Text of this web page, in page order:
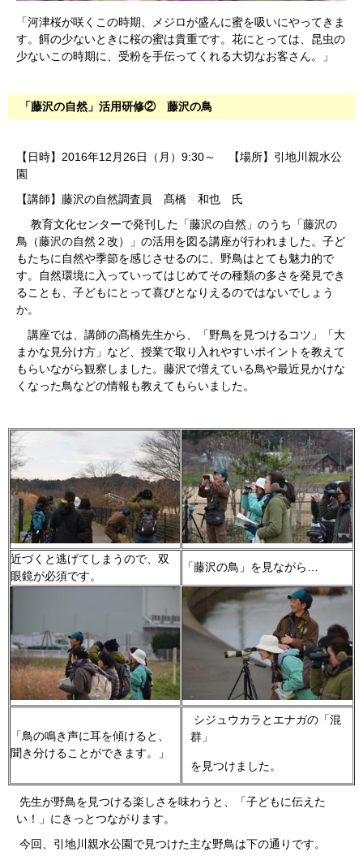
「河津桜が咲くこの時期、メジロが盛んに蜜を吸いにやってきま
す。餌の少ないときに桜の蜜は貴重です。花にとっては、昆虫の
少ないこの時期に、受粉を手伝ってくれる大切なお客さん。」
「藤沢の自然」活用研修② 藤沢の鳥
【日時】2016年12月26日（月）9:30～ 【場所】引地川親水公
園
【講師】藤沢の自然調査員 髙橋 和也 氏
教育文化センターで発刊した「藤沢の自然」のうち「藤沢の
鳥（藤沢の自然２改）」の活用を図る講座が行われました。子ど
もたちに自然や季節を感じさせるのに、野鳥はとても魅力的で
す。自然環境に入っていってはじめてその種類の多さを発見でき
ることも、子どもにとって喜びとなりえるのではないでしょう
か。
講座では、講師の髙橋先生から、「野鳥を見つけるコツ」「大
まかな見分け方」など、授業で取り入れやすいポイントを教えて
もらいながら観察しました。藤沢で増えている鳥や最近見かけな
くなった鳥などの情報も教えてもらいました。
近づくと逃げてしまうので、双
眼鏡が必須です。
「藤沢の鳥」を見ながら…
「鳥の鳴き声に耳を傾けると、
聞き分けることができます。」
シジュウカラとエナガの「混
群」
を見つけました。
先生が野鳥を見つける楽しさを味わうと、「子どもに伝えた
い！」にきっとつながります。
今回、引地川親水公園で見つけた主な野鳥は下の通りです。